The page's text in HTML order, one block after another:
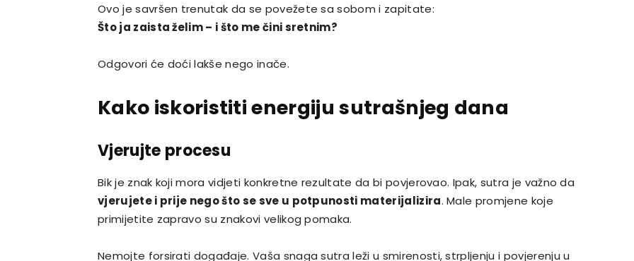
Ovo je savršen trenutak da se povežete sa sobom i zapitate:
Što ja zaista želim – i što me čini sretnim?
Odgovori će doći lakše nego inače.
Kako iskoristiti energiju sutrašnjeg dana
Vjerujte procesu
Bik je znak koji mora vidjeti konkretne rezultate da bi povjerovao. Ipak, sutra je važno da
vjerujete i prije nego što se sve u potpunosti materijalizira. Male promjene koje
primijetite zapravo su znakovi velikog pomaka.
Nemojte forsirati događaje. Vaša snaga sutra leži u smirenosti, strpljenju i povjerenju u